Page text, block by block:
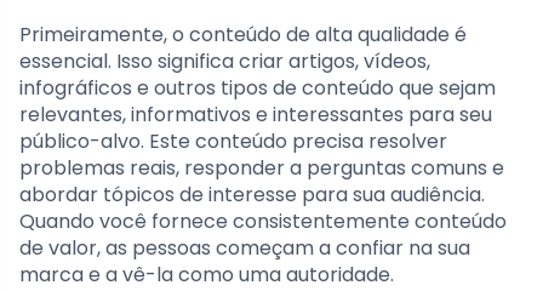
Primeiramente, o conteúdo de alta qualidade é
essencial. Isso significa criar artigos, vídeos,
infográficos e outros tipos de conteúdo que sejam
relevantes, informativos e interessantes para seu
público-alvo. Este conteúdo precisa resolver
problemas reais, responder a perguntas comuns e
abordar tópicos de interesse para sua audiência.
Quando você fornece consistentemente conteúdo
de valor, as pessoas começam a confiar na sua
marca e a vê-la como uma autoridade.